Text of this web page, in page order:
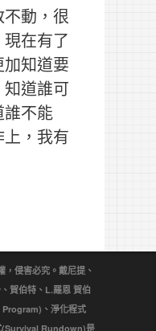
動，很
在有了
知道要
道誰可
不能
，我有
侵害必究。戴尼提、
賀伯特、L.羅恩 賀伯
、淨化程式
Rundown)是